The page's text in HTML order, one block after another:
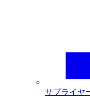
サプライヤ